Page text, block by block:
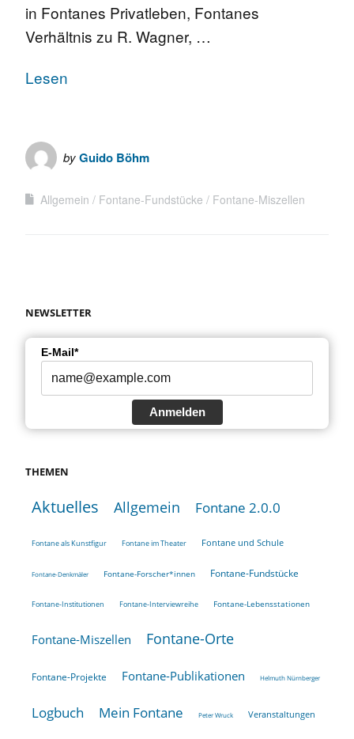
in Fontanes Privatleben, Fontanes
Verhältnis zu R. Wagner, …
Lesen
byGuido Böhm
Allgemein Fontane-Fundstücke Fontane-Miszellen
NEWSLETTER
E-Mail*
Anmelden
THEMEN
Aktuelles Allgemein Fontane 2.0.0
Fontane als Kunstfigur Fontane im Theater Fontane und Schule
Fontane-Denkmäler Fontane-Forscher*innen Fontane-Fundstücke
Fontane-Institutionen Fontane-Interviewreihe Fontane-Lebensstationen
Fontane-Miszellen Fontane-Orte
Fontane-Projekte Fontane-Publikationen Helmuth Nürnberger
Logbuch Mein Fontane Peter Wruck Veranstaltungen